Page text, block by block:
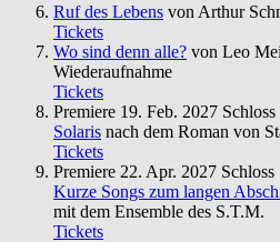
Ruf des Lebens von Arthur
Tickets
Wo sind denn alle? von Leo
Wiederaufnahme
Tickets
Premiere 19. Feb. 2027 Schloss
Solaris nach dem Roman von
Tickets
Premiere 22. Apr. 2027 Schloss
Kurze Songs zum langen
mit dem Ensemble des S.T.M.
Tickets